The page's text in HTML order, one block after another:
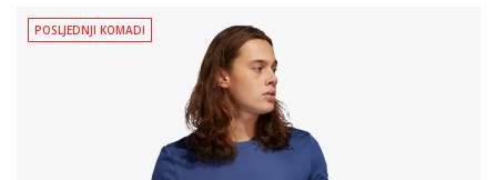
POSLJEDNJI KOMADI